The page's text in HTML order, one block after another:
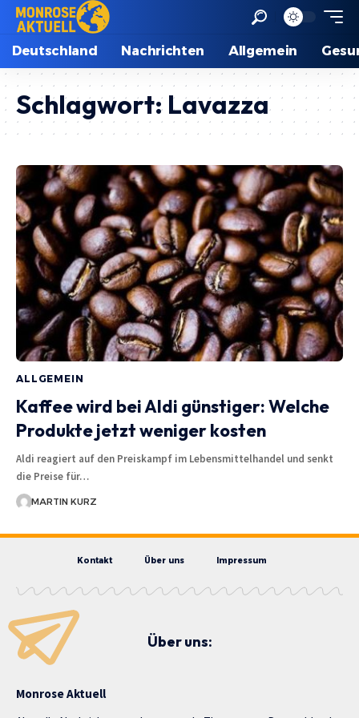
Deutschland Nachrichten Allgemein
Schlagwort: Lavazza
ALLGEMEIN
Kaffee wird bei Aldi günstiger: Welche
Produkte jetzt weniger kosten
Aldi reagiert auf den Preiskampf im Lebensmittelhandel und senkt
die Preise für…
MARTIN KURZ
Kontakt Über uns Impressum
Über uns:
Monrose Aktuell